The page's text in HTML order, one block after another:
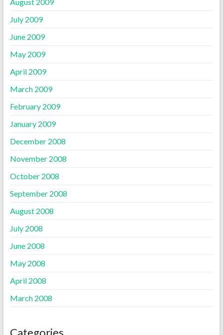
July 2009
June 2009
May 2009
April 2009
March 2009
February 2009
January 2009
December 2008
November 2008
October 2008
September 2008
August 2008
July 2008
June 2008
May 2008
April 2008
March 2008
Categories